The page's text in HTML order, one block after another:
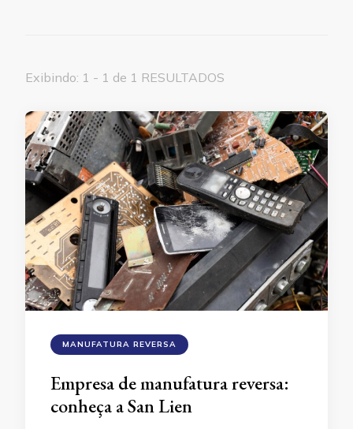
Exibindo: 1 - 1 de 1 RESULTADOS
MANUFATURA REVERSA
Empresa de manufatura reversa:
conheça a San Lien